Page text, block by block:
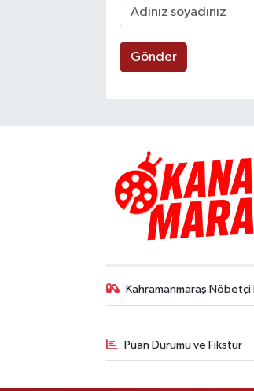
Gönder
Kahramanmaraş Nöbetçi
Puan Durumu ve Fikstür